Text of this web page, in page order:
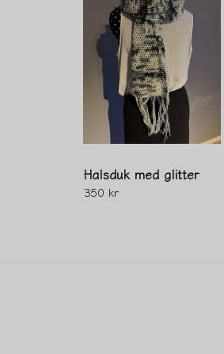
Halsduk med glitter
350 kr